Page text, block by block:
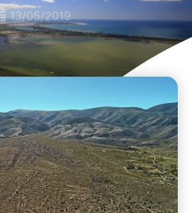
13/05/2019